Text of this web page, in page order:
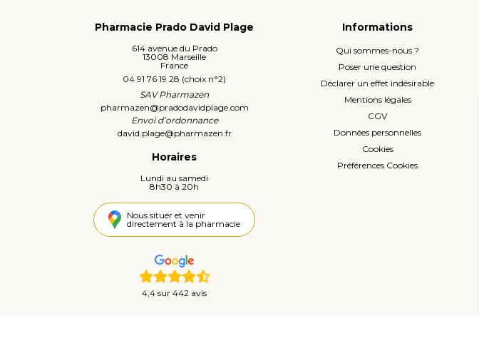
Pharmacie Prado David Plage
614 avenue du Prado
13008 Marseille
France
04 91 76 19 28 (choix n°2)
SAV Pharmazen
pharmazen@pradodavidplage.com
Envoi d’ordonnance
david.plage@pharmazen.fr
Horaires
Lundi au samedi
8h30 à 20h
Nous situer et venir
directement à la pharmacie
4,4 sur 442 avis
Informations
Qui sommes-nous ?
Poser une question
Déclarer un effet indésirable
Mentions légales
CGV
Données personnelles
Cookies
Préférences Cookies